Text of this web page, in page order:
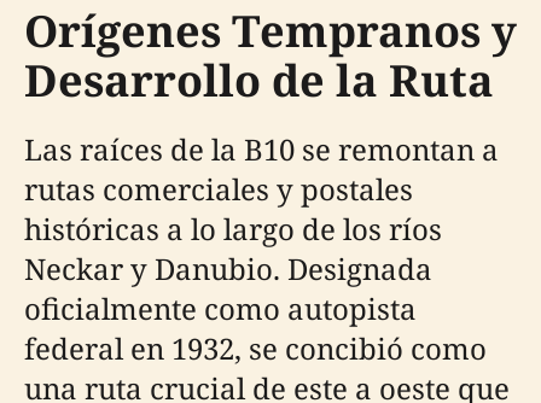
Orígenes Tempranos y
Desarrollo de la Ruta
Las raíces de la B10 se remontan a
rutas comerciales y postales
históricas a lo largo de los ríos
Neckar y Danubio. Designada
oficialmente como autopista
federal en 1932, se concibió como
una ruta crucial de este a oeste que